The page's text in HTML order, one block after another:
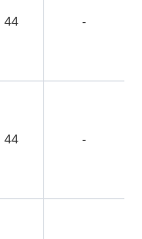
44 -
44 -